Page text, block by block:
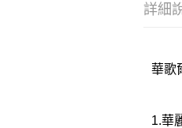
詳細
華歌
1.華